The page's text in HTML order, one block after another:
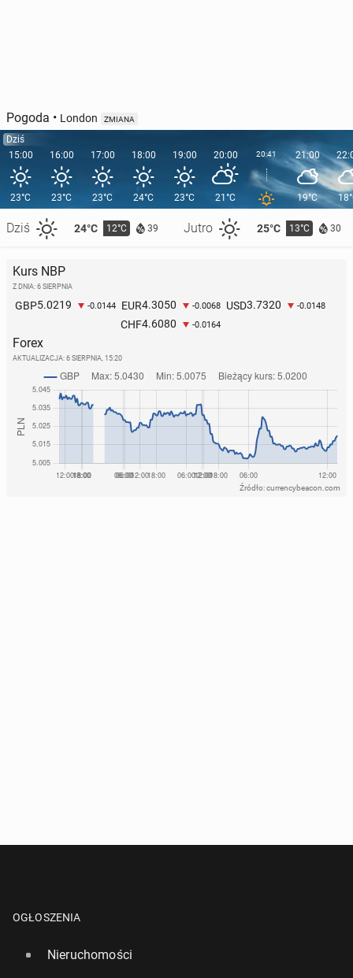
Pogoda • London ZMIANA
Dziś
15:00
23°C
Dziś 24°C 12°C 39 Jutro 25°C 13°C 30
16:00
23°C
17:00
23°C
18:00
24°C
19:00
23°C
20:00
21°C
20:41 21:00
19°C
Kurs NBP
Z DNIA: 6 SIERPNIA
GBP5.0219 -0.0144 EUR4.3050 -0.0068 USD3.7320 -0.0148
CHF4.6080 -0.0164
Forex
AKTUALIZACJA: 6 SIERPNIA, 15:20
Źródło: currencybeacon.com
OGŁOSZENIA
Nieruchomości